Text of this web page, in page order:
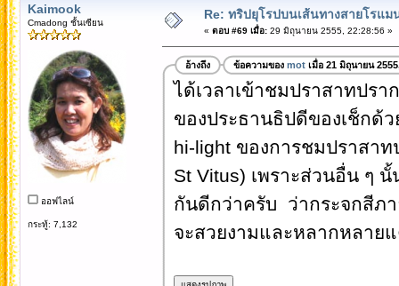
Kaimook
Cmadong ชั้นเซียน
ออฟไลน์
กระทู้: 7,132
Re: ทริปยุโรปบนเส้นทางสายโรแม
« ตอบ #69 เมื่อ:29 มิถุนายน 2555, 22:28:56 »
อ้างถึง ข้อความของ motเมื่อ 21 มิถุนายน
ได้เวลาเข้าชมปราสาทปร
ของประธานธิปดีของเช็กด้
hi-light ของการชมปราสา
St Vitus) เพราะส่วนอื่น ๆ
กันดีกว่าครับ ว่ากระจกสีภ
จะสวยงามและหลากหลาย